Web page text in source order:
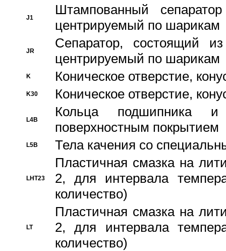
J1
Штампованный
центрируемый по шарикам
JR
Сепаратор, состоящий
центрируемый по шарикам
K Коническое отверстие,
K30 Коническое отверстие,
L4B
Кольца подшипника
поверхностным покрытием
L5B Тела качения со
LHT23
Пластичная смазка на
2, для интервала
количество)
LT
Пластичная смазка на
2, для интервала
количество)